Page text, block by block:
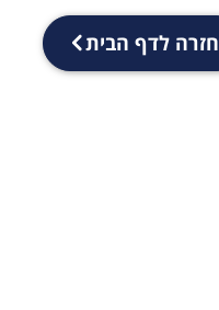
חזרה לדף הבית